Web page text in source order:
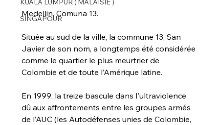
KUALA LUMPUR ( MALAISIE )
SINGAPOUR
Medellin, Comuna 13.
Située au sud de la ville, la commune 13, San
Javier de son nom, a longtemps été considérée
comme le quartier le plus meurtrier de
Colombie et de toute l’Amérique latine.
En 1999, la treize bascule dans l'ultraviolence
dû aux affrontements entre les groupes armés
de l’AUC (les Autodéfenses unies de Colombie,